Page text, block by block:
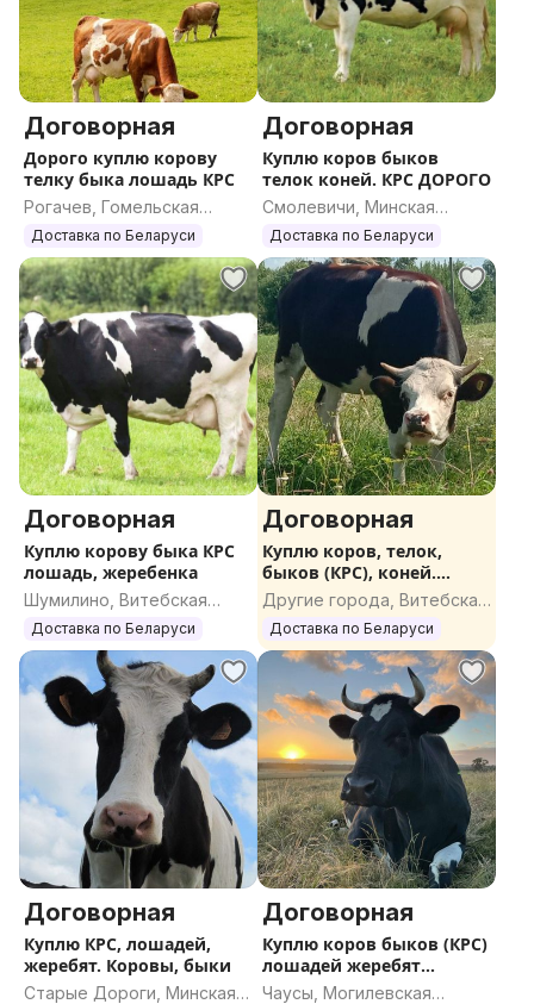
Договорная
Дорого куплю корову
телку быка лошадь КРС
Рогачев, Гомельская
область
Доставка по Беларуси
Договорная
Куплю коров быков
телок коней. КРС ДОРОГО
Смолевичи, Минская
область
Доставка по Беларуси
Договорная
Куплю корову быка КРС
лошадь, жеребенка
Шумилино, Витебская
область
Доставка по Беларуси
Договорная
Куплю коров, телок,
быков (КРС), коней.
ДОРОГО
Другие города, Витебская
область
Доставка по Беларуси
Договорная
Куплю КРС, лошадей,
жеребят. Коровы, быки
Старые Дороги, Минская
Договорная
Куплю коров быков (КРС)
лошадей жеребят
ДОРОГО
Чаусы, Могилевская